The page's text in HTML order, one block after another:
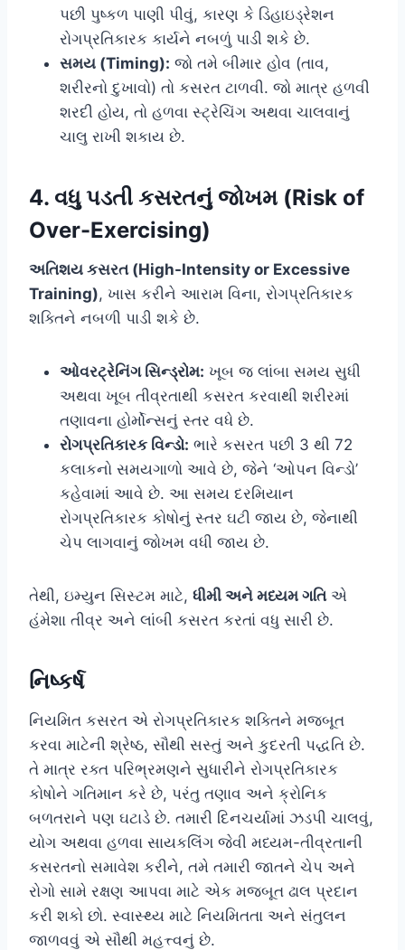
પછી પુષ્કળ પાણી પીવું, કારણ કે ડિહાઇડ્રેશન
રોગપ્રતિકારક કાર્યને નબળું પાડી શકે છે.
સમય (Timing): જો તમે બીમાર હોવ (તાવ,
શરીરનો દુખાવો) તો કસરત ટાળવી. જો માત્ર હળવી
શરદી હોય, તો હળવા સ્ટ્રેચિંગ અથવા ચાલવાનું
ચાલુ રાખી શકાય છે.
4. વધુ પડતી કસરતનું જોખમ (Risk of
Over-Exercising)
અતિશય કસરત (High-Intensity or Excessive
Training), ખાસ કરીને આરામ વિના, રોગપ્રતિકારક
શક્તિને નબળી પાડી શકે છે.
ઓવરટ્રેનિંગ સિન્ડ્રોમ: ખૂબ જ લાંબા સમય સુધી
અથવા ખૂબ તીવ્રતાથી કસરત કરવાથી શરીરમાં
તણાવના હોર્મોન્સનું સ્તર વધે છે.
રોગપ્રતિકારક વિન્ડો: ભારે કસરત પછી 3 થી 72
કલાકનો સમયગાળો આવે છે, જેને ‘ઓપન વિન્ડો’
કહેવામાં આવે છે. આ સમય દરમિયાન
રોગપ્રતિકારક કોષોનું સ્તર ઘટી જાય છે, જેનાથી
ચેપ લાગવાનું જોખમ વધી જાય છે.
તેથી, ઇમ્યુન સિસ્ટમ માટે, ધીમી અને મધ્યમ ગતિએ
હંમેશા તીવ્ર અને લાંબી કસરત કરતાં વધુ સારી છે.
નિષ્કર્ષ
નિયમિત કસરત એ રોગપ્રતિકારક શક્તિને મજબૂત
કરવા માટેની શ્રેષ્ઠ, સૌથી સસ્તું અને કુદરતી પદ્ધતિ છે.
તે માત્ર રક્ત પરિભ્રમણને સુધારીને રોગપ્રતિકારક
કોષોને ગતિમાન કરે છે, પરંતુ તણાવ અને ક્રોનિક
બળતરાને પણ ઘટાડે છે. તમારી દિનચર્યામાં ઝડપી ચાલવું,
યોગ અથવા હળવા સાયકલિંગ જેવી મધ્યમ-તીવ્રતાની
કસરતનો સમાવેશ કરીને, તમે તમારી જાતને ચેપ અને
રોગો સામે રક્ષણ આપવા માટે એક મજબૂત ઢાલ પ્રદાન
કરી શકો છો. સ્વાસ્થ્ય માટે નિયમિતતા અને સંતુલન
જાળવવું એ સૌથી મહત્ત્વનું છે.